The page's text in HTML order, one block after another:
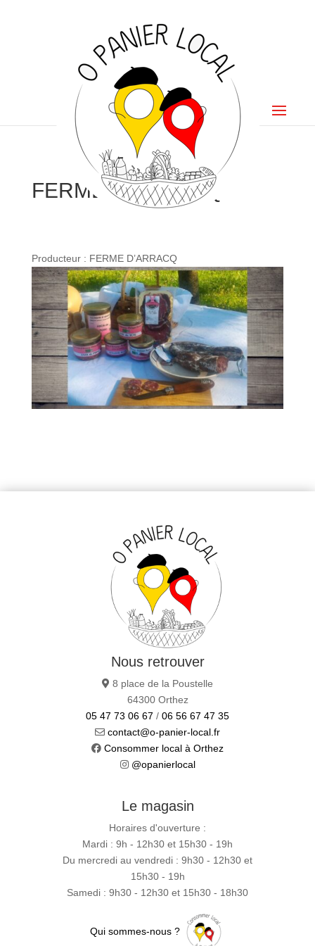
FERME D’ARRACQ
Producteur : FERME D’ARRACQ
Nous retrouver
8 place de la Poustelle
64300 Orthez
05 47 73 06 67 / 06 56 67 47 35
contact@o-panier-local.fr
Consommer local à Orthez
@opanierlocal
Le magasin
Horaires d'ouverture :
Mardi : 9h - 12h30 et 15h30 - 19h
Du mercredi au vendredi : 9h30 - 12h30 et
15h30 - 19h
Samedi : 9h30 - 12h30 et 15h30 - 18h30
Qui sommes-nous ?